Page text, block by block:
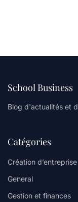
School Business
Blog d'actualités et
Catégories
Création d’entreprise
General
Gestion et finances